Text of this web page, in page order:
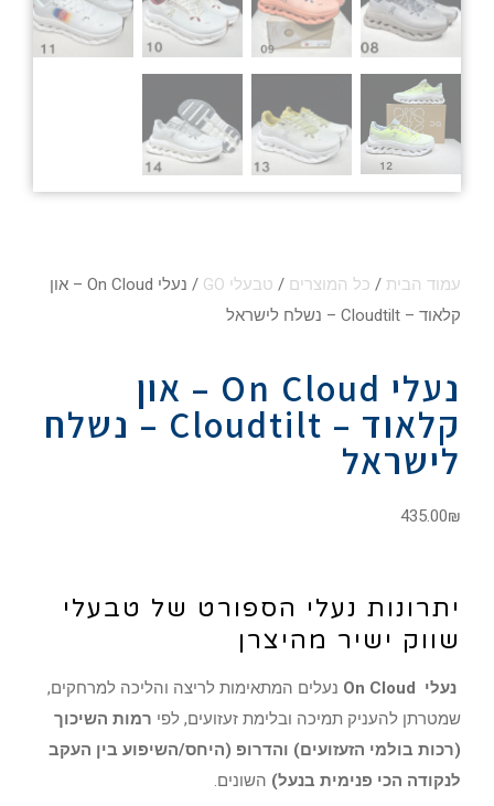
עמוד הבית / כל המוצרים / טבעלי GO
/ נעלי On Cloud – און
קלאוד – Cloudtilt – נשלח לישראל
נעלי On Cloud – און
קלאוד – Cloudtilt – נשלח
לישראל
435.00₪
יתרונות נעלי הספורט של טבעלי
שווק ישיר מהיצרן
נעלי On Cloud
נעלים המתאימות לריצה והליכה למרחקים,
שמטרתן להעניק תמיכה ובלימת זעזועים, לפי רמות השיכוך
(רכות בולמי הזעזועים) והדרופ (היחס/השיפוע בין העקב
לנקודה הכי פנימית בנעל) השונים.